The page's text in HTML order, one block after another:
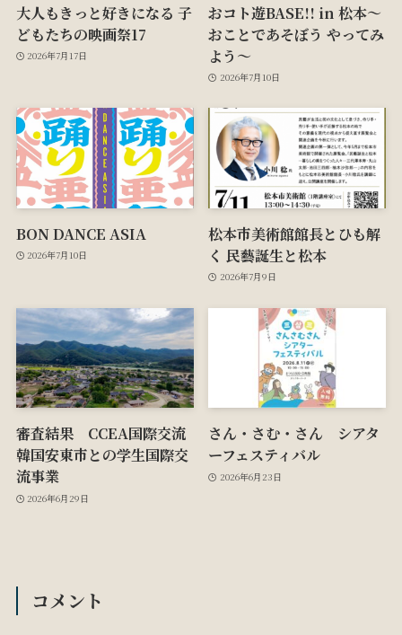
大人もきっと好きになる 子
どもたちの映画祭17
2026年7月17日
おコト遊BASE!! in 松本～
おことであそぼう やってみ
よう～
2026年7月10日
BON DANCE ASIA
2026年7月10日
松本市美術館館長とひも解
く 民藝誕生と松本
2026年7月9日
審査結果 CCEA国際交流
韓国安東市との学生国際交
流事業
2026年6月29日
さん・さむ・さん シアタ
ーフェスティバル
2026年6月23日
コメント